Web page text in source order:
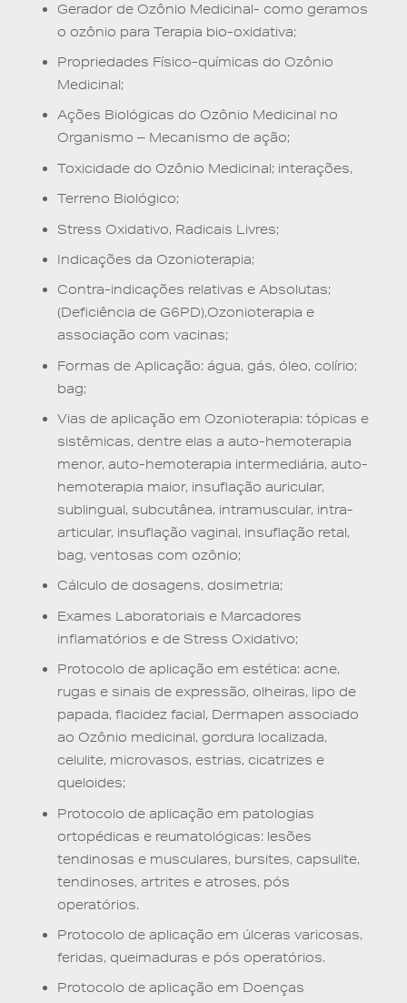
Gerador de Ozônio Medicinal- como geramos
o ozônio para Terapia bio-oxidativa;
Propriedades Físico-químicas do Ozônio
Medicinal;
Ações Biológicas do Ozônio Medicinal no
Organismo – Mecanismo de ação;
Toxicidade do Ozônio Medicinal; interações,
Terreno Biológico;
Stress Oxidativo, Radicais Livres;
Indicações da Ozonioterapia;
Contra-indicações relativas e Absolutas;
(Deficiência de G6PD),Ozonioterapia e
associação com vacinas;
Formas de Aplicação: água, gás, óleo, colírio;
bag;
Vias de aplicação em Ozonioterapia: tópicas e
sistêmicas, dentre elas a auto-hemoterapia
menor, auto-hemoterapia intermediária, auto-
hemoterapia maior, insuflação auricular,
sublingual, subcutânea, intramuscular, intra-
articular, insuflação vaginal, insuflação retal,
bag, ventosas com ozônio;
Cálculo de dosagens, dosimetria;
Exames Laboratoriais e Marcadores
inflamatórios e de Stress Oxidativo;
Protocolo de aplicação em estética: acne,
rugas e sinais de expressão, olheiras, lipo de
papada, flacidez facial, Dermapen associado
ao Ozônio medicinal, gordura localizada,
celulite, microvasos, estrias, cicatrizes e
queloides;
Protocolo de aplicação em patologias
ortopédicas e reumatológicas: lesões
tendinosas e musculares, bursites, capsulite,
tendinoses, artrites e atroses, pós
operatórios.
Protocolo de aplicação em úlceras varicosas,
feridas, queimaduras e pós operatórios.
Protocolo de aplicação em Doenças